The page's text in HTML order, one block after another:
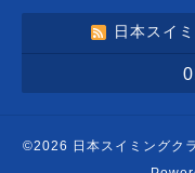
日本スイ
©2026 日本スイミングク